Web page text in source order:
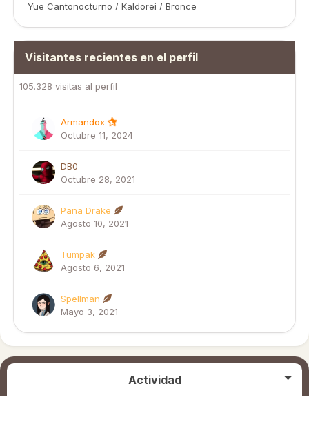
Yue Cantonocturno / Kaldorei / Bronce
Visitantes recientes en el perfil
105.328 visitas al perfil
Armandox
Octubre 11, 2024
DB0
Octubre 28, 2021
Pana Drake
Agosto 10, 2021
Tumpak
Agosto 6, 2021
Spellman
Mayo 3, 2021
Actividad